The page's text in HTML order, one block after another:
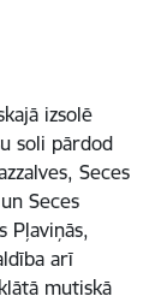
izsolē
soli pārdod
Seces
Seces
Pļaviņās,
arī
mutiskā